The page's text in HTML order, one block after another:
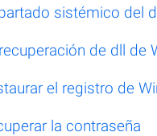
sistémico del
de dll de
el registro de
la contraseña